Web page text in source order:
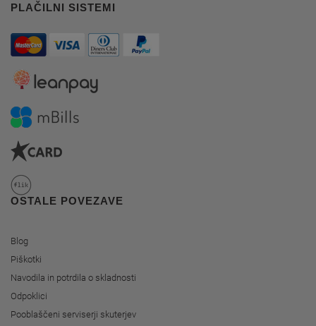
PLAČILNI SISTEMI
OSTALE POVEZAVE
Blog
Piškotki
Navodila in potrdila o skladnosti
Odpoklici
Pooblaščeni serviserji skuterjev